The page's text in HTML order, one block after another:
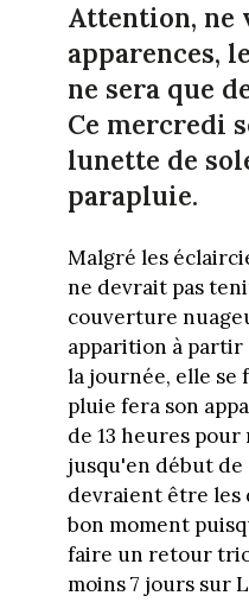
Attention, ne
apparences,
ne sera que
Ce mercredi
lunette de
parapluie.
Malgré les
ne devrait pas
couverture
apparition à partir
la journée, elle se
pluie fera son
de 13 heures pour
jusqu'en début de
devraient être les
bon moment
faire un retour
moins 7 jours sur